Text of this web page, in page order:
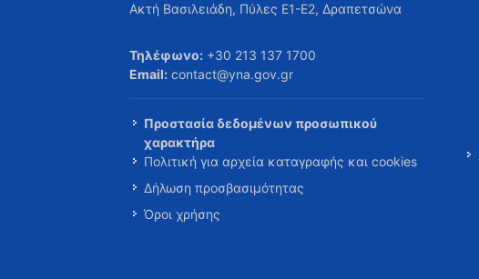
Ακτή Βασιλειάδη, Πύλες Ε1-Ε2, Δραπετσώνα
Τηλέφωνο: +30 213 137 1700
Email: contact@yna.gov.gr
Προστασία δεδομένων προσωπικού
χαρακτήρα
Πολιτική για αρχεία καταγραφής και cookies
Δήλωση προσβασιμότητας
Όροι χρήσης